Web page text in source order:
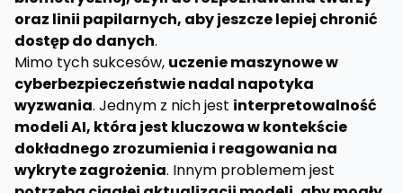
oraz linii papilarnych, aby jeszcze lepiej chronić
dostęp do danych.
Mimo tych sukcesów, uczenie maszynowe w
cyberbezpieczeństwie nadal napotyka
wyzwania. Jednym z nich jest interpretowalność
modeli AI, która jest kluczowa w kontekście
dokładnego zrozumienia i reagowania na
wykryte zagrożenia. Innym problemem jest